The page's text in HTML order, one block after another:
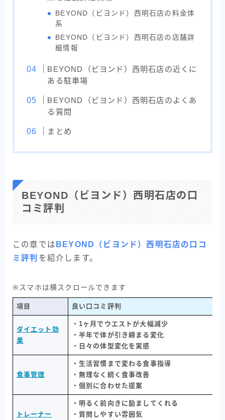
BEYOND（ビヨンド）西明石店の料金体
系
BEYOND（ビヨンド）西明石店の店舗詳
細情報
BEYOND（ビヨンド）西明石店の近くに
ある駐車場
BEYOND（ビヨンド）西明石店のよくあ
る質問
まとめ
BEYOND（ビヨンド）西明石店の口
コミ評判
この章では BEYOND（ビヨンド）西明石店の口コ
ミ評判 を紹介します。
※スマホは横スクロールできます
項目 良い口コミ評判
ダイエット効
果
・1ヶ月でウエストが大幅減少
・半年で体が引き締まる変化
・日々の体型変化を実感
食事管理
・生活習慣まで変わる食事指導
・無理なく続く食事改善
・個別に合わせた提案
トレーナー
・明るく前向きに励ましてくれる
・質問しやすい雰囲気